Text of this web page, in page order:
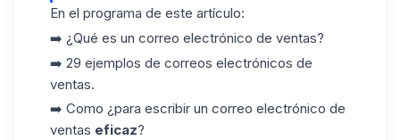
En el programa de este artículo:
➡️ ¿Qué es un correo electrónico de ventas?
➡️ 29 ejemplos de correos electrónicos de
ventas.
➡️ Como ¿para escribir un correo electrónico de
ventas eficaz?